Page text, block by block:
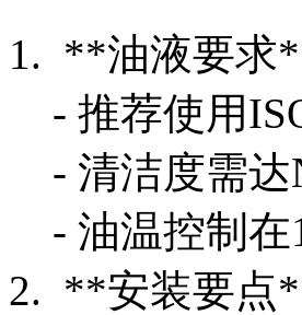
1. **油液要求
- 推荐使用
- 清洁度需达
- 油温控制在
2. **安装要点